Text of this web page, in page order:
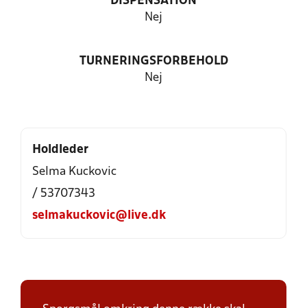
Nej
TURNERINGSFORBEHOLD
Nej
Holdleder
Selma Kuckovic
/ 53707343
selmakuckovic@live.dk